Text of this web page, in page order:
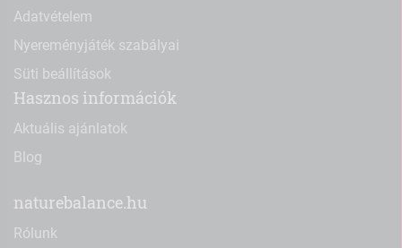
Adatvételem
Nyereményjáték szabályai
Süti beállítások
Hasznos információk
Aktuális ajánlatok
Blog
naturebalance.hu
Rólunk